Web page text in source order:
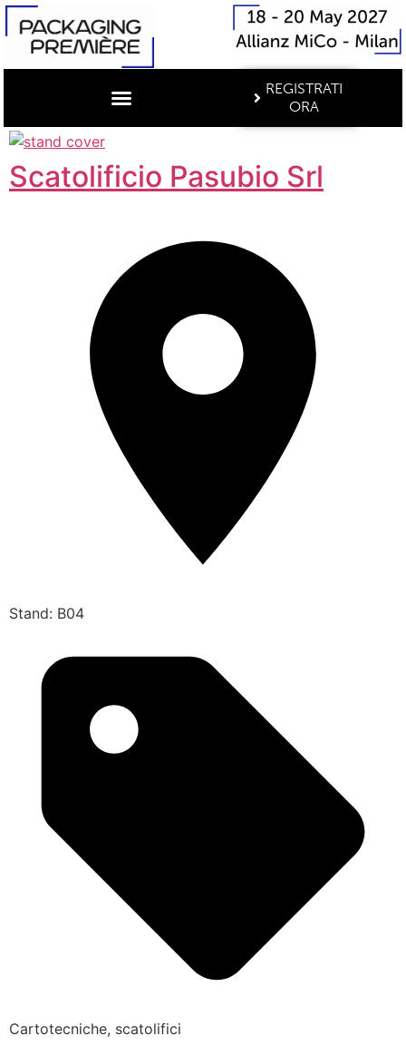
REGISTRATI
ORA
Scatolificio Pasubio Srl
Stand: B04
Cartotecniche, scatolifici